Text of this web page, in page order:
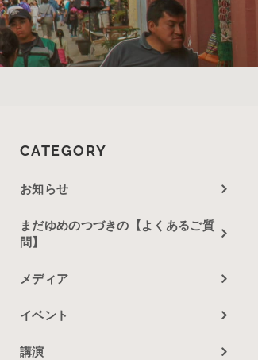
CATEGORY
お知らせ
まだゆめのつづきの【よくあるご質
問】
メディア
イベント
講演